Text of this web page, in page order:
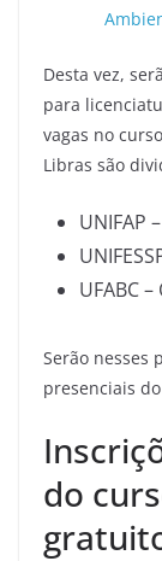
Desta vez,
para
vagas no
Libras são
UNIFAP
UFABC
Serão nesses
presenciais
do